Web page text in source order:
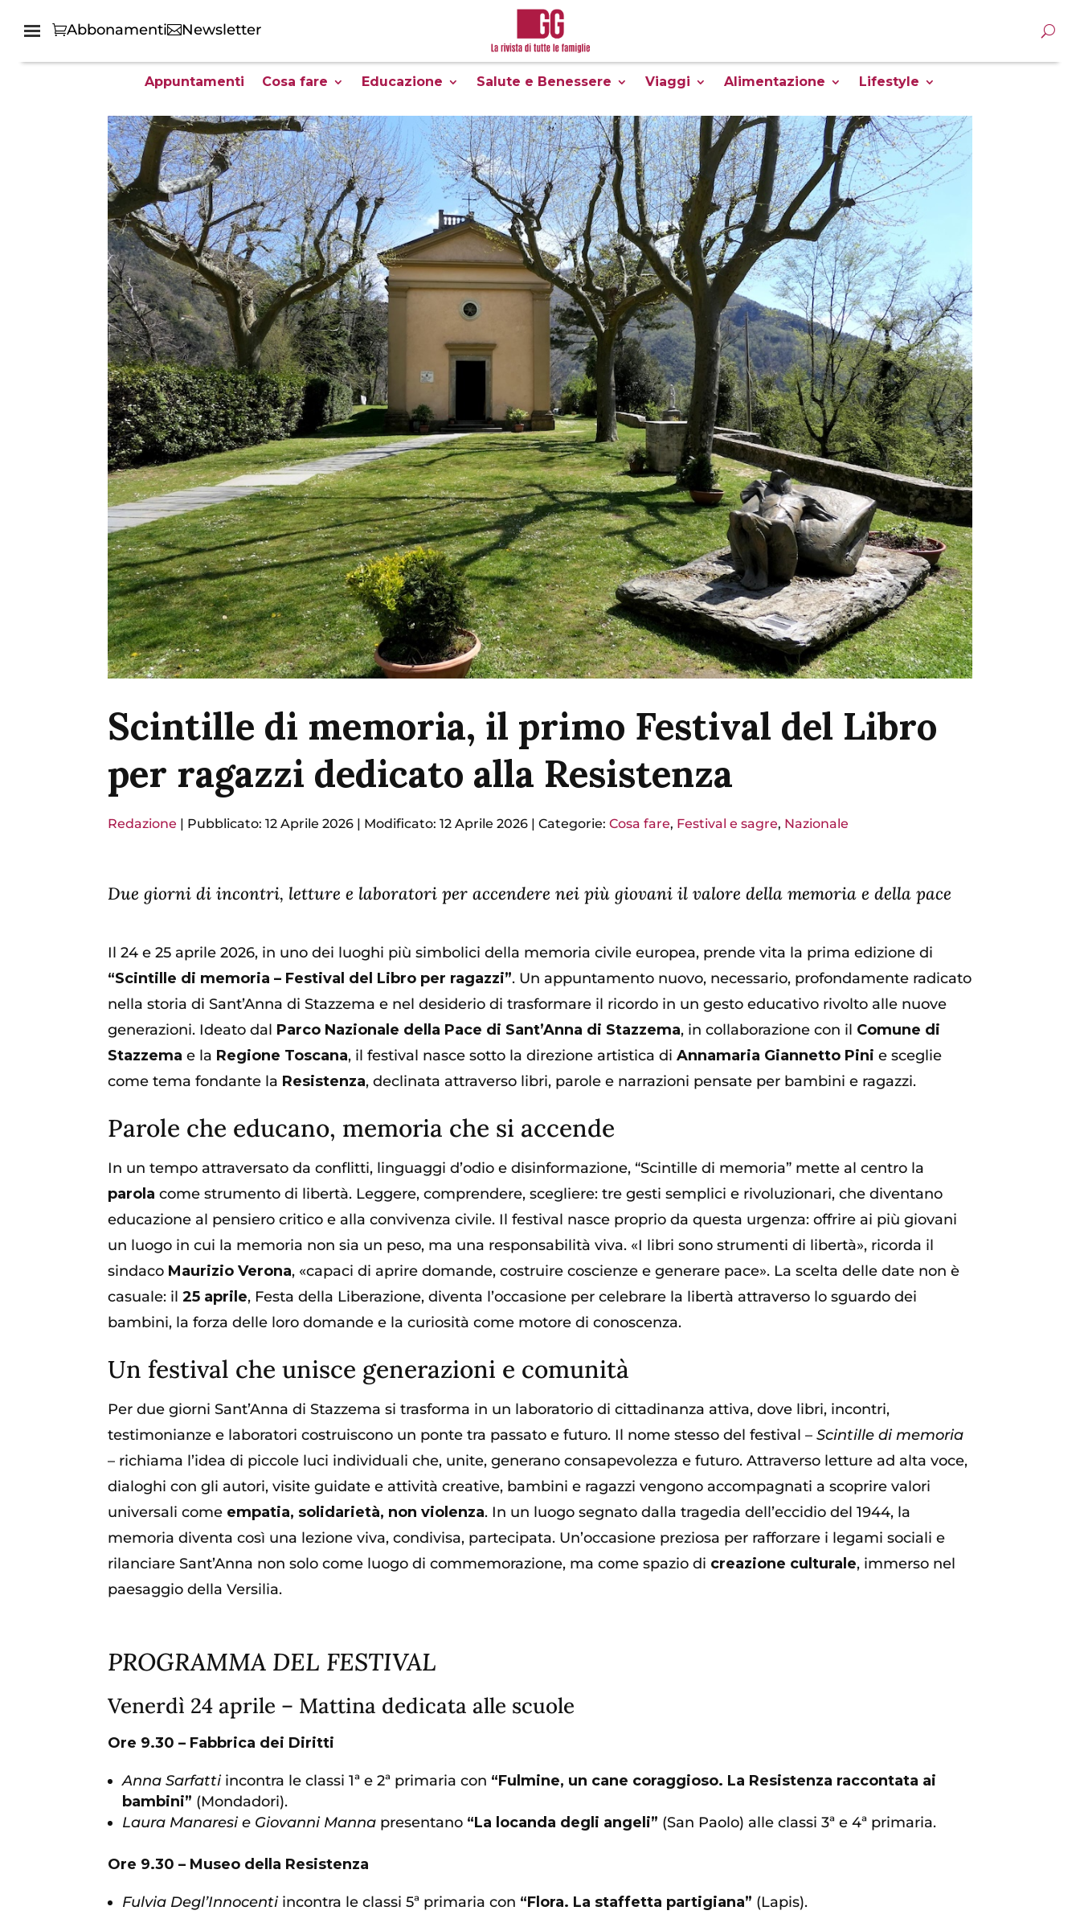
Abbonamenti Newsletter
Appuntamenti Cosa fare Educazione Salute e Benessere Viaggi Alimentazione Lifestyle
Scintille di memoria, il primo Festival del Libro
per ragazzi dedicato alla Resistenza
Redazione | Pubblicato: 12 Aprile 2026 | Modificato: 12 Aprile 2026 |Categorie:Cosa fare, Festival e sagre, Nazionale
Due giorni di incontri, letture e laboratori per accendere nei più giovani il valore della memoria e della pace
Il 24 e 25 aprile 2026, in uno dei luoghi più simbolici della memoria civile europea, prende vita la prima edizione di
“Scintille di memoria – Festival del Libro per ragazzi”. Un appuntamento nuovo, necessario, profondamente radicato
nella storia di Sant’Anna di Stazzema e nel desiderio di trasformare il ricordo in un gesto educativo rivolto alle nuove
generazioni. Ideato dal Parco Nazionale della Pace di Sant’Anna di Stazzema, in collaborazione con il Comune di
Stazzema e la Regione Toscana, il festival nasce sotto la direzione artistica diAnnamaria Giannetto Pini e sceglie
come tema fondante la Resistenza, declinata attraverso libri, parole e narrazioni pensate per bambini e ragazzi.
Parole che educano, memoria che si accende
In un tempo attraversato da conflitti, linguaggi d’odio e disinformazione, “Scintille di memoria” mette al centro la
parola come strumento di libertà. Leggere, comprendere, scegliere: tre gesti semplici e rivoluzionari, che diventano
educazione al pensiero critico e alla convivenza civile. Il festival nasce proprio da questa urgenza: offrire ai più giovani
un luogo in cui la memoria non sia un peso, ma una responsabilità viva. «I libri sono strumenti di libertà», ricorda il
sindaco Maurizio Verona, «capaci di aprire domande, costruire coscienze e generare pace». La scelta delle date non è
casuale: il25 aprile, Festa della Liberazione, diventa l’occasione per celebrare la libertà attraverso lo sguardo dei
bambini, la forza delle loro domande e la curiosità come motore di conoscenza.
Un festival che unisce generazioni e comunità
Per due giorni Sant’Anna di Stazzema si trasforma in un laboratorio di cittadinanza attiva, dove libri, incontri,
testimonianze e laboratori costruiscono un ponte tra passato e futuro. Il nome stesso del festival –Scintille di memoria
– richiama l’idea di piccole luci individuali che, unite, generano consapevolezza e futuro. Attraverso letture ad alta voce,
dialoghi con gli autori, visite guidate e attività creative, bambini e ragazzi vengono accompagnati a scoprire valori
universali come empatia, solidarietà, non violenza. In un luogo segnato dalla tragedia dell’eccidio del 1944, la
memoria diventa così una lezione viva, condivisa, partecipata. Un’occasione preziosa per rafforzare i legami sociali e
rilanciare Sant’Anna non solo come luogo di commemorazione, ma come spazio di creazione culturale, immerso nel
paesaggio della Versilia.
PROGRAMMA DEL FESTIVAL
Venerdì 24 aprile – Mattina dedicata alle scuole
Ore 9.30 – Fabbrica dei Diritti
Anna Sarfattiincontra le classi 1ª e 2ª primaria con “Fulmine, un cane coraggioso. La Resistenza raccontata ai
bambini” (Mondadori).
Laura Manaresi e Giovanni Manna presentano “La locanda degli angeli” (San Paolo) alle classi 3ª e 4ª primaria.
Ore 9.30 – Museo della Resistenza
Fulvia Degl’Innocentiincontra le classi 5ª primaria con “Flora. La staffetta partigiana” (Lapis).